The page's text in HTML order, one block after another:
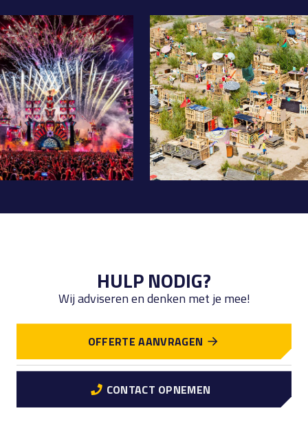
HULP NODIG?
Wij adviseren en denken met je mee!
OFFERTE AANVRAGEN
CONTACT OPNEMEN